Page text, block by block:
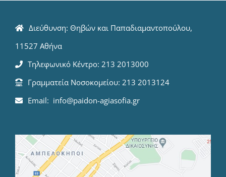
Διεύθυνση: Θηβών και Παπαδιαμαντοπούλου,
11527 Αθήνα
Τηλεφωνικό Κέντρο: 213 2013000
Γραμματεία Νοσοκομείου: 213 2013124
Email: info@paidon-agiasofia.gr